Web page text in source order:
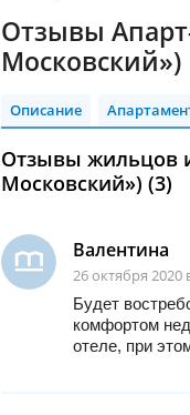
Отзывы
Московский»)
Описание
Отзывы жильцов
Московский») (3)
Валентина
26 октября 2020
Будет
комфортом
отеле, при